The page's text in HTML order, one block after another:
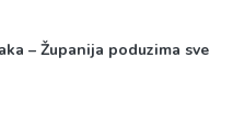
– Županija poduzima sve